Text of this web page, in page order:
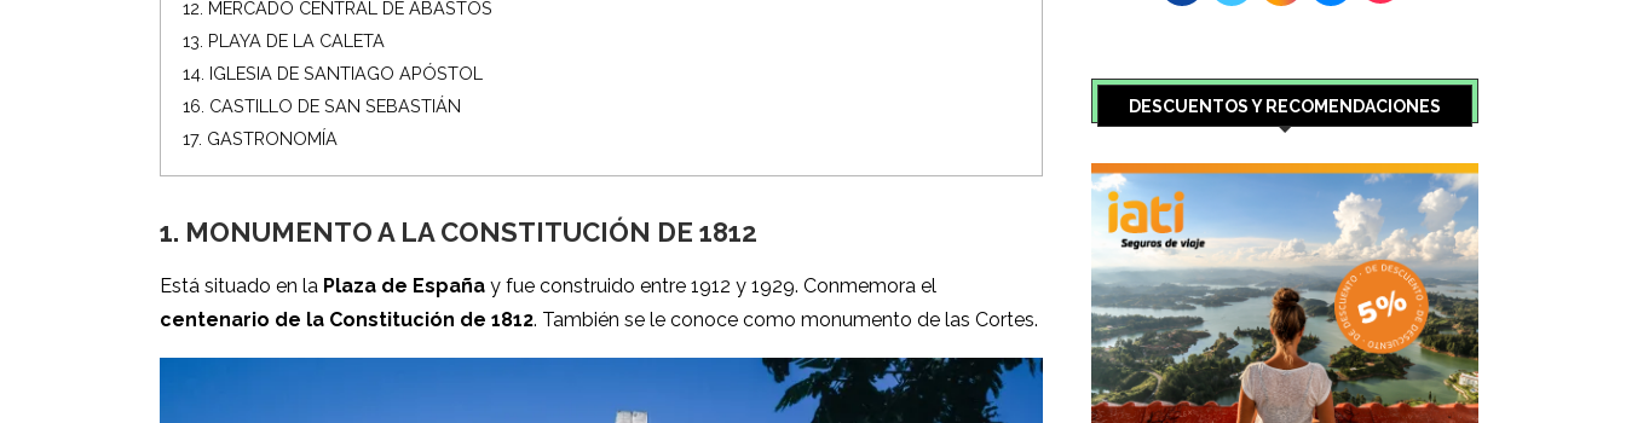
12. MERCADO CENTRAL DE ABASTOS
13. PLAYA DE LA CALETA
14. IGLESIA DE SANTIAGO APÓSTOL
16. CASTILLO DE SAN SEBASTIÁN
17. GASTRONOMÍA
1. MONUMENTO A LA CONSTITUCIÓN DE 1812
Está situado en la Plaza de España y fue construido entre 1912 y 1929. Conmemora el
centenario de la Constitución de 1812. También se le conoce como monumento de las Cortes.
DESCUENTOS Y RECOMENDACIONES